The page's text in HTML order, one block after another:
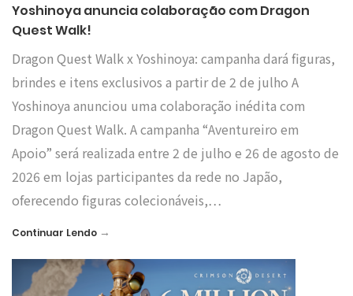
Yoshinoya anuncia colaboração com Dragon
Quest Walk!
Dragon Quest Walk x Yoshinoya: campanha dará figuras,
brindes e itens exclusivos a partir de 2 de julho A
Yoshinoya anunciou uma colaboração inédita com
Dragon Quest Walk. A campanha “Aventureiro em
Apoio” será realizada entre 2 de julho e 26 de agosto de
2026 em lojas participantes da rede no Japão,
oferecendo figuras colecionáveis,…
Continuar Lendo →